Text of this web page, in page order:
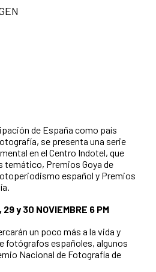
de España como país
se presenta una serie
en el Centro Indotel, que
temático, Premios Goya de
español y Premios
y 30 NOVIEMBRE 6 PM
un poco más a la vida y
fotógrafos españoles, algunos
Nacional de Fotografía de